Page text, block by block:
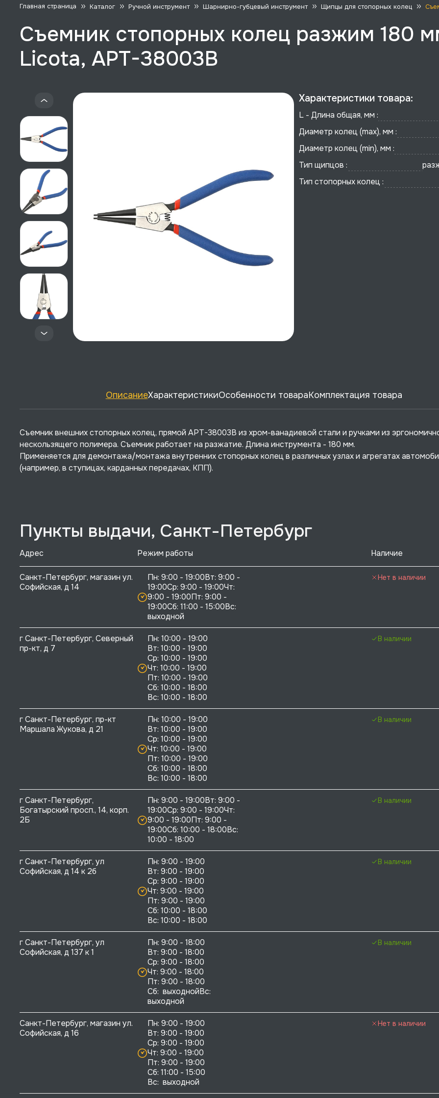
Главная страница Каталог Ручной инструмент Шарнирно-губцевый инструмент Щипцы для стопорных колец
Съемник стопорных колец разжим 180
Licota, APT-38003B
Характеристики товара:
L - Длина общая, мм :
Диаметр колец (max), мм :
Диаметр колец (min), мм :
Тип щипцов :
Тип стопорных колец :
ОписаниеХарактеристикиОсобенности товараКомплектация товара
Съемник внешних стопорных колец, прямой APT-38003B из хром-ванадиевой стали и ручками из
нескользящего полимера. Съемник работает на разжатие. Длина инструмента - 180 мм.
Применяется для демонтажа/монтажа внутренних стопорных колец в различных узлах и агрегатах
(например, в ступицах, карданных передачах, КПП).
Пункты выдачи, Санкт-Петербург
Адрес Режим работы Наличие
Санкт-Петербург, магазин ул.
Софийская, д 14
Пн: 9:00 - 19:00Вт: 9:00 -
19:00Ср: 9:00 - 19:00Чт:
9:00 - 19:00Пт: 9:00 -
19:00Сб: 11:00 - 15:00Вс:
выходной
Нет в наличии
г Санкт-Петербург, Северный
пр-кт, д 7
Пн: 10:00 - 19:00
Вт: 10:00 - 19:00
Ср: 10:00 - 19:00
Чт: 10:00 - 19:00
Пт: 10:00 - 19:00
Сб: 10:00 - 18:00
В наличии
г Санкт-Петербург, пр-кт
Маршала Жукова, д 21
Пн: 10:00 - 19:00
Вт: 10:00 - 19:00
Ср: 10:00 - 19:00
Чт: 10:00 - 19:00
Пт: 10:00 - 19:00
Сб: 10:00 - 18:00
В наличии
г Санкт-Петербург,
Богатырский просп., 14, корп.
2Б
Пн: 9:00 - 19:00Вт: 9:00 -
19:00Ср: 9:00 - 19:00Чт:
9:00 - 19:00Пт: 9:00 -
19:00Сб: 10:00 - 18:00Вс:
10:00 - 18:00
В наличии
г Санкт-Петербург, ул
Софийская, д 14 к 2б
Пн: 9:00 - 19:00
Вт: 9:00 - 19:00
Ср: 9:00 - 19:00
Чт: 9:00 - 19:00
Пт: 9:00 - 19:00
Сб: 10:00 - 18:00
В наличии
г Санкт-Петербург, ул
Софийская, д 137 к 1
Пн: 9:00 - 18:00
Вт: 9:00 - 18:00
Ср: 9:00 - 18:00
Чт: 9:00 - 18:00
Пт: 9:00 - 18:00
Сб:  выходнойВс:
выходной
В наличии
Санкт-Петербург, магазин ул.
Софийская, д 16
Пн: 9:00 - 19:00
Вт: 9:00 - 19:00
Ср: 9:00 - 19:00
Чт: 9:00 - 19:00
Пт: 9:00 - 19:00
Сб: 11:00 - 15:00
Вс:  выходной
Нет в наличии